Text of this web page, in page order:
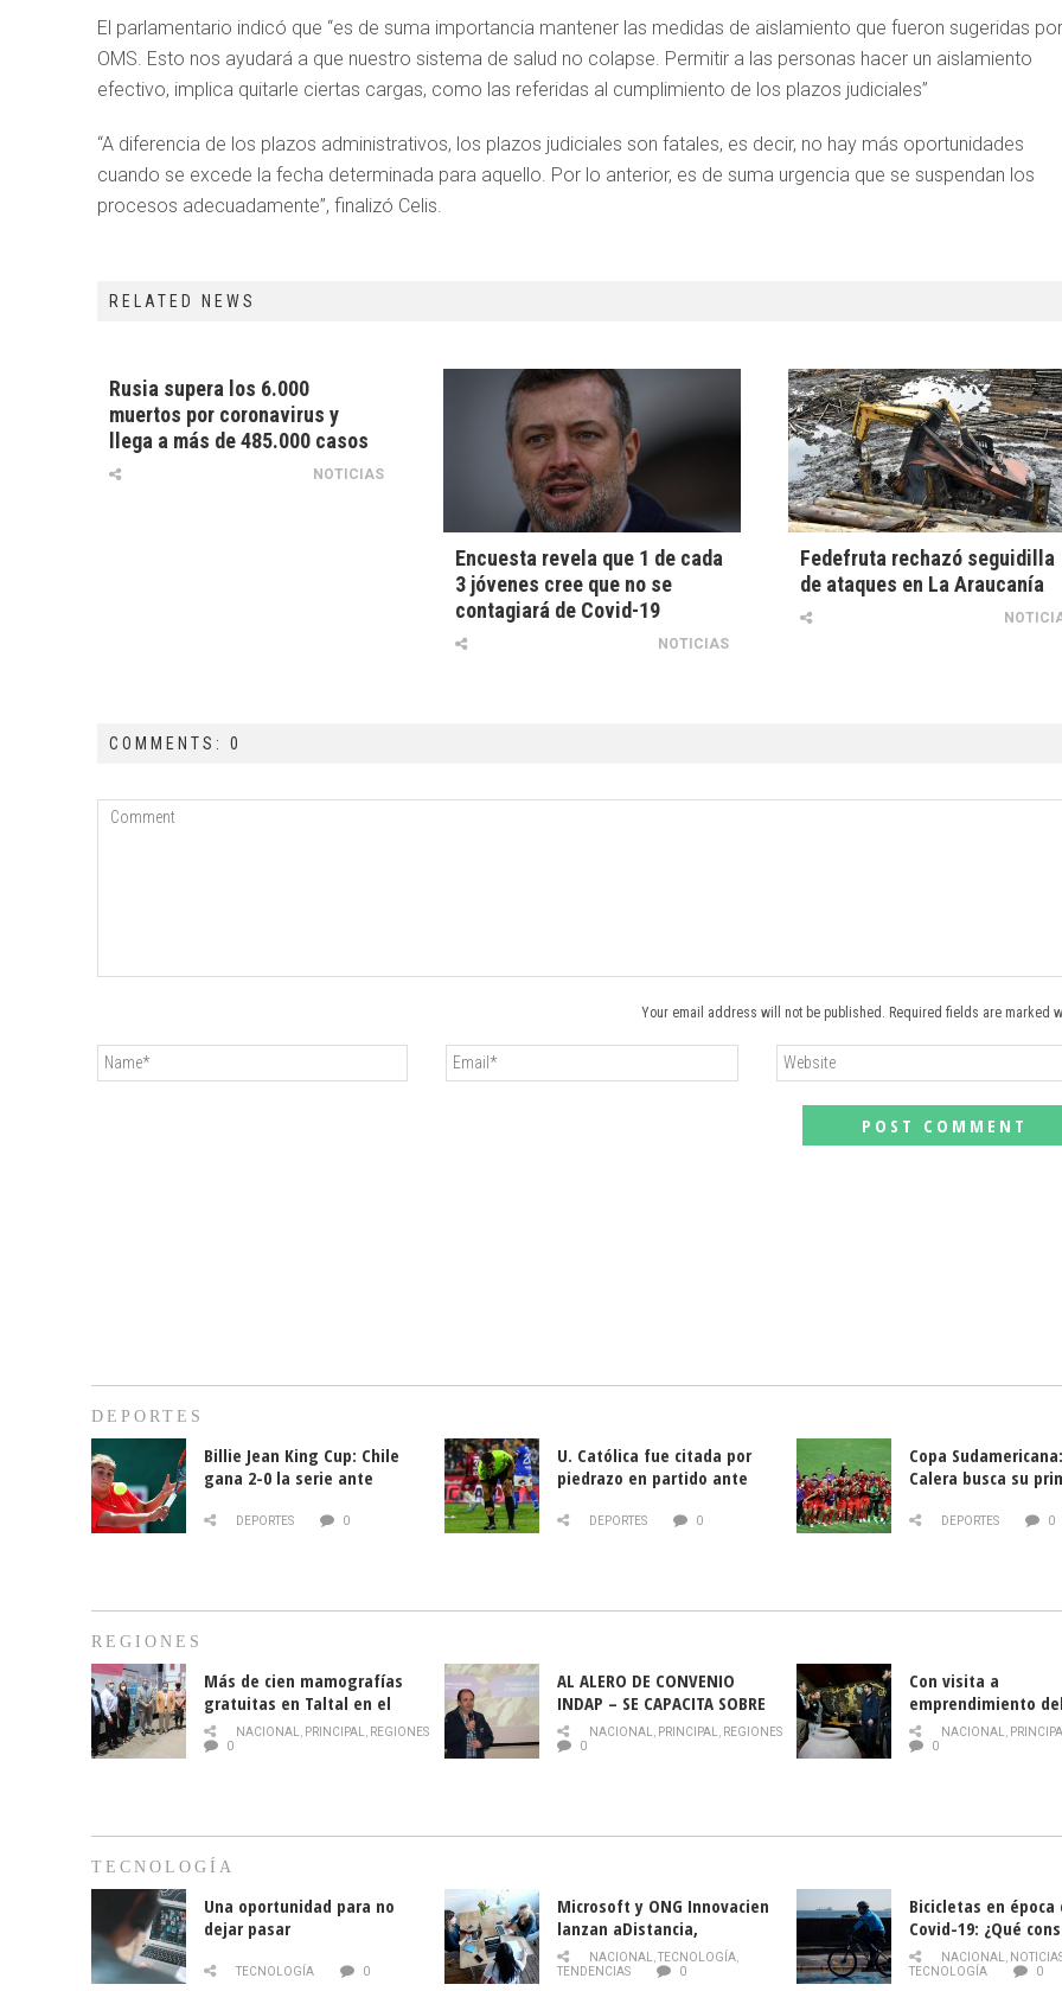
El parlamentario indicó que “es de suma importancia mantener las medidas de aislamiento que fueron sugeridas
OMS. Esto nos ayudará a que nuestro sistema de salud no colapse. Permitir a las personas hacer un aislamiento
efectivo, implica quitarle ciertas cargas, como las referidas al cumplimiento de los plazos judiciales”
“A diferencia de los plazos administrativos, los plazos judiciales son fatales, es decir, no hay más oportunidades
cuando se excede la fecha determinada para aquello. Por lo anterior, es de suma urgencia que se suspendan los
procesos adecuadamente”, finalizó Celis.
RELATED NEWS
Rusia supera los 6.000
muertos por coronavirus y
llega a más de 485.000 casos
NOTICIAS
Encuesta revela que 1 de cada
3 jóvenes cree que no se
contagiará de Covid-19
NOTICIAS
Fedefruta rechazó seguidilla
de ataques en La Araucanía
COMMENTS: 0
Your email address will not be published. Required fields are marked
DEPORTES
Billie Jean King Cup: Chile
gana 2-0 la serie ante
DEPORTES 0
U. Católica fue citada por
piedrazo en partido ante
DEPORTES 0
Copa
Calera busca su
DEPORTES 0
REGIONES
Más de cien mamografías
gratuitas en Taltal en el
mes de la prevención del
cáncer de mama
NACIONAL, PRINCIPAL, REGIONES
0
AL ALERO DE CONVENIO
INDAP – SE CAPACITA SOBRE
PLAGA DROSOPHILA SUZUKII
NACIONAL, PRINCIPAL, REGIONES
0
Con visita a
emprendimiento
y llamado al
historia campesina
NACIONAL,
0
TECNOLOGÍA
Una oportunidad para no
dejar pasar
TECNOLOGÍA 0
Microsoft y ONG Innovacien
lanzan aDistancia,
plataforma con cursos
gratuitos online sobre
NACIONAL,TECNOLOGÍA,
TENDENCIAS
0
Bicicletas en época
Covid-19: ¿Qué
momento de
NACIONAL,
TECNOLOGÍA
0